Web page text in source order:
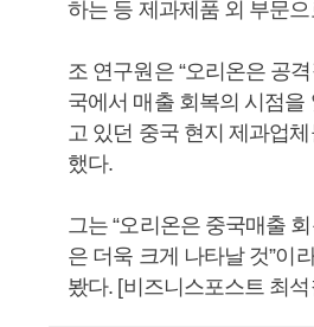
하는 등 제과제품 외 부문
조 연구원은 “오리온은 공
국에서 매출 회복의 시점을
고 있던 중국 현지 제과업
했다.
그는 “오리온은 중국매출
은 더욱 크게 나타날 것”이
봤다. [비즈니스포스트 최